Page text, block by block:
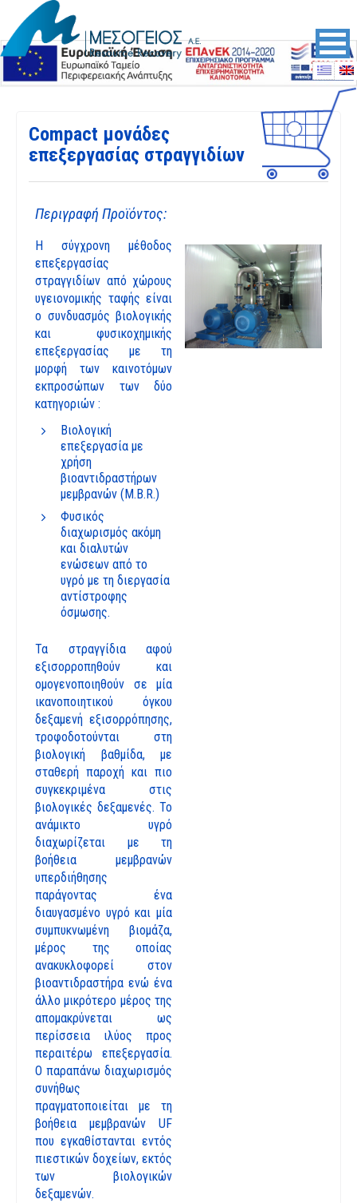
Skip to content
Skip to main menu
Compact μονάδες
επεξεργασίας στραγγιδίων
Περιγραφή Προϊόντος:
Η σύγχρονη μέθοδος
επεξεργασίας
στραγγιδίων από χώρους
υγειονομικής ταφής είναι
ο συνδυασμός βιολογικής
και φυσικοχημικής
επεξεργασίας με τη
μορφή των καινοτόμων
εκπροσώπων των δύο
κατηγοριών :
Βιολογική
επεξεργασία με
χρήση
βιοαντιδραστήρων
μεμβρανών (M.B.R.)
Φυσικός
διαχωρισμός ακόμη
και διαλυτών
ενώσεων από το
υγρό με τη διεργασία
αντίστροφης
όσμωσης.
Τα στραγγίδια αφού
εξισορροπηθούν και
ομογενοποιηθούν σε μία
ικανοποιητικού όγκου
δεξαμενή εξισορρόπησης,
τροφοδοτούνται στη
βιολογική βαθμίδα, με
σταθερή παροχή και πιο
συγκεκριμένα στις
βιολογικές δεξαμενές. Το
ανάμικτο υγρό
διαχωρίζεται με τη
βοήθεια μεμβρανών
υπερδιήθησης
παράγοντας ένα
διαυγασμένο υγρό και μία
συμπυκνωμένη βιομάζα,
μέρος της οποίας
ανακυκλοφορεί στον
βιοαντιδραστήρα ενώ ένα
άλλο μικρότερο μέρος της
απομακρύνεται ως
περίσσεια ιλύος προς
περαιτέρω επεξεργασία.
Ο παραπάνω διαχωρισμός
συνήθως
πραγματοποιείται με τη
βοήθεια μεμβρανών UF
που εγκαθίστανται εντός
πιεστικών δοχείων, εκτός
των βιολογικών
δεξαμενών.